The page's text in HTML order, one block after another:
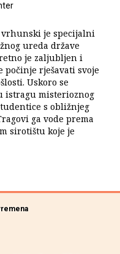
je specijalni
ureda države
je zaljubljen i
počinje rješavati svoje
Uskoro se
istragu misterioznog
s obližnjeg
ga vode prema
sirotištu koje je